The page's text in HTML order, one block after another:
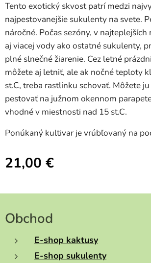
Tento exotický skvost patrí medzi
najpestovanejšie sukulenty na svete.
náročné. Počas sezóny, v najteplejších
aj viacej vody ako ostatné sukulenty,
plné slnečné žiarenie. Cez letné
môžete aj letniť, ale ak nočné teploty
st.C, treba rastlinku schovať. Môžete
pestovať na južnom okennom
vhodné v miestnosti nad 15 st.C.
Ponúkaný kultivar je vrúbľovaný na
21,00 €
Obchod
E-shop kaktusy
E-shop sukulenty